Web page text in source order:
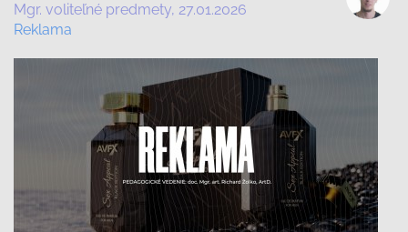
Mgr. voliteľné predmety 27.01.2026
Reklama